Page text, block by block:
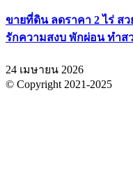
ขายที่ดิน ลดราคา 2 ไร่ ส
รักความสงบ พักผ่อน ทำสว
24 เมษายน 2026
© Copyright 2021-2025